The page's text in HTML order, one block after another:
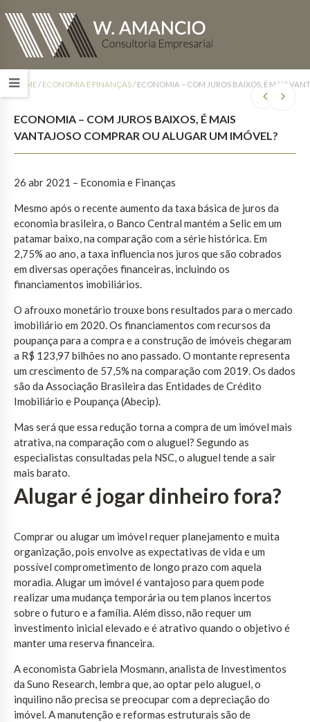
HOME/ ECONOMIA E FINANÇAS/ ECONOMIA – COM JUROS BAIXOS, É MAIS
ECONOMIA – COM JUROS BAIXOS, É MAIS
VANTAJOSO COMPRAR OU ALUGAR UM IMÓVEL?
26 abr 2021 – Economia e Finanças
Mesmo após o recente aumento da taxa básica de juros da
economia brasileira, o Banco Central mantém a Selic em um
patamar baixo, na comparação com a série histórica. Em
2,75% ao ano, a taxa influencia nos juros que são cobrados
em diversas operações financeiras, incluindo os
financiamentos imobiliários.
O afrouxo monetário trouxe bons resultados para o mercado
imobiliário em 2020. Os financiamentos com recursos da
poupança para a compra e a construção de imóveis chegaram
a R$ 123,97 bilhões no ano passado. O montante representa
um crescimento de 57,5% na comparação com 2019. Os dados
são da Associação Brasileira das Entidades de Crédito
Imobiliário e Poupança (Abecip).
Mas será que essa redução torna a compra de um imóvel mais
atrativa, na comparação com o aluguel? Segundo as
especialistas consultadas pela NSC, o aluguel tende a sair
mais barato.
Alugar é jogar dinheiro fora?
Comprar ou alugar um imóvel requer planejamento e muita
organização, pois envolve as expectativas de vida e um
possível comprometimento de longo prazo com aquela
moradia. Alugar um imóvel é vantajoso para quem pode
realizar uma mudança temporária ou tem planos incertos
sobre o futuro e a família. Além disso, não requer um
investimento inicial elevado e é atrativo quando o objetivo é
manter uma reserva financeira.
A economista Gabriela Mosmann, analista de Investimentos
da Suno Research, lembra que, ao optar pelo aluguel, o
inquilino não precisa se preocupar com a depreciação do
imóvel. A manutenção e reformas estruturais são de